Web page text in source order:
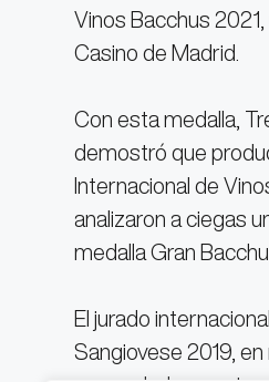
Vinos Bacchus
Casino de Madrid.
Con esta medalla,
demostró que
Internacional de
analizaron a ciegas
medalla Gran
El jurado
Sangiovese 2019,